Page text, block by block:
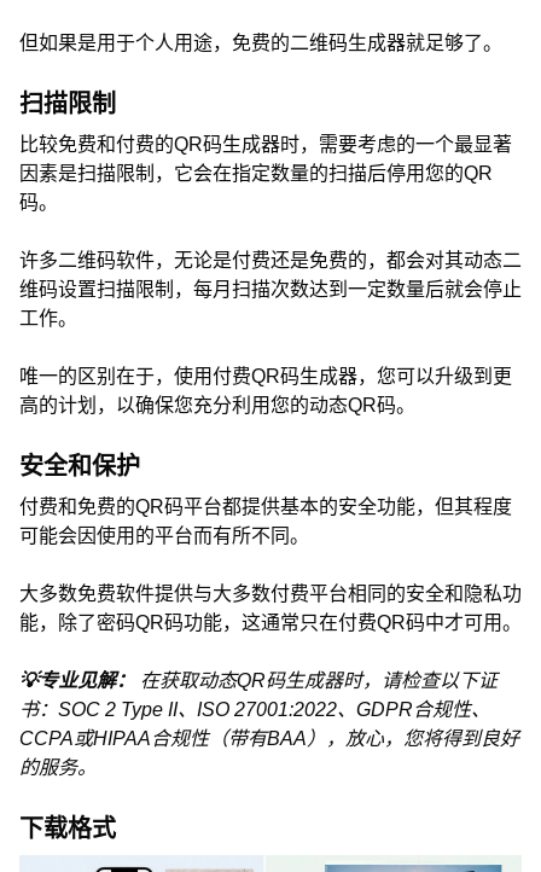
但如果是用于个人用途，免费的二维码生成器就足够了。
扫描限制
比较免费和付费的QR码生成器时，需要考虑的一个最显著
因素是扫描限制，它会在指定数量的扫描后停用您的QR
码。
许多二维码软件，无论是付费还是免费的，都会对其动态二
维码设置扫描限制，每月扫描次数达到一定数量后就会停止
工作。
唯一的区别在于，使用付费QR码生成器，您可以升级到更
高的计划，以确保您充分利用您的动态QR码。
安全和保护
付费和免费的QR码平台都提供基本的安全功能，但其程度
可能会因使用的平台而有所不同。
大多数免费软件提供与大多数付费平台相同的安全和隐私功
能，除了密码QR码功能，这通常只在付费QR码中才可用。
💡专业见解： 在获取动态QR码生成器时，请检查以下证
书：SOC 2 Type II、ISO 27001:2022、GDPR合规性、
CCPA或HIPAA合规性（带有BAA），放心，您将得到良好
的服务。
下载格式